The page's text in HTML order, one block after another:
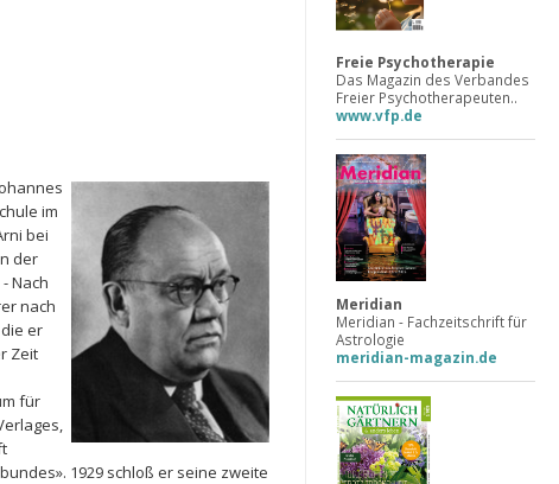
im
bei
der
Nach
nach
er
Zeit
für
1929 schloß er seine zweite
Freie Psychotherapie
Das Magazin des Verbandes
Freier Psychotherapeuten..
www.vfp.de
Meridian
Meridian - Fachzeitschrift für
Astrologie
meridian-magazin.de